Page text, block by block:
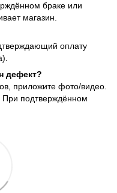
браке или
магазин.
оплату
дефект?
приложите фото/видео.
подтверждённом